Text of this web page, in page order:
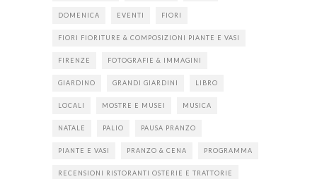
DOMENICA EVENTI FIORI
FIORI FIORITURE & COMPOSIZIONI PIANTE E VASI
FIRENZE FOTOGRAFIE & IMMAGINI
GIARDINO GRANDI GIARDINI LIBRO
LOCALI MOSTRE E MUSEI MUSICA
NATALE PALIO PAUSA PRANZO
PIANTE E VASI PRANZO & CENA PROGRAMMA
RECENSIONI RISTORANTI OSTERIE E TRATTORIE